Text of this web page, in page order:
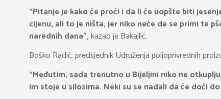
“Pitanje je kako će proći i da li će uopšte biti
cijenu, ali to je ništa, jer niko neće da se primi te
narednih dana”,kazao je Bakajlić.
Boško Radić, predsjednik Udruženja poljoprivrednih
“Međutim, sada trenutno u Bijeljini niko ne
im stoje u silosima. Neki su se nadali da će doći